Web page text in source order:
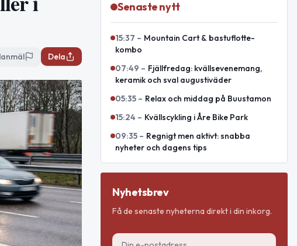
Dela
Senaste nytt
15:37 – Mountain Cart & bastuflotte-
kombo
07:49 – Fjällfredag: kvällsevenemang,
keramik och sval augustiväder
05:35 – Relax och middag på Buustamon
15:24 – Kvällscykling i Åre Bike Park
09:35 – Regnigt men aktivt: snabba
nyheter och dagens tips
Nyhetsbrev
Få de senaste nyheterna direkt i din inkorg.